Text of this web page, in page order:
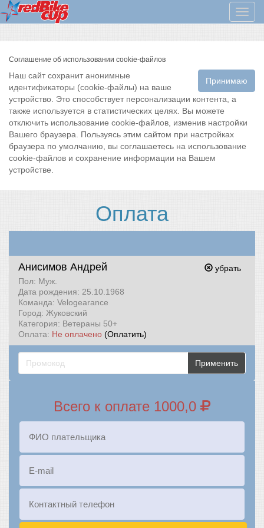
Меню
Соглашение об использовании cookie-файлов
Принимаю
Наш сайт сохранит анонимные
идентификаторы (cookie-файлы) на ваше
устройство. Это способствует персонализации контента, а
также используется в статистических целях. Вы можете
отключить использование cookie-файлов, изменив настройки
Вашего браузера. Пользуясь этим сайтом при настройках
браузера по умолчанию, вы соглашаетесь на использование
cookie-файлов и сохранение информации на Вашем
устройстве.
Оплата
убрать
Анисимов Андрей
Пол: Муж.
Дата рождения: 25.10.1968
Команда: Velogearance
Город: Жуковский
Категория: Ветераны 50+
Оплата: Не оплачено (Оплатить)
Применить
Всего к оплате 1000,0